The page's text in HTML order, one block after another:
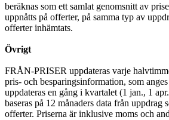
beräknas som ett samlat genomsnitt av
uppnåtts på offerter, på samma typ av
offerter inhämtats.
Övrigt
FRÅN-PRISER uppdateras varje
pris- och besparingsinformation, som
uppdateras en gång i kvartalet (1 jan., 1
baseras på 12 månaders data från uppdrag
offerter. Priserna är inklusive moms och